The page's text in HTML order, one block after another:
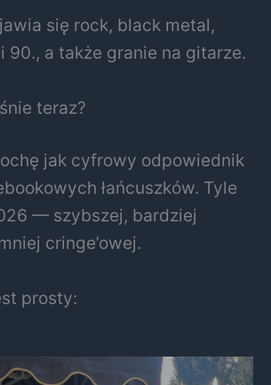
się rock, black metal,
90., a także granie na gitarze.
teraz?
jak cyfrowy odpowiednik
łańcuszków. Tyle
— szybszej, bardziej
cringe’owej.
prosty: